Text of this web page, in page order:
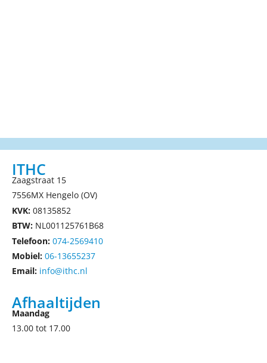
ITHC
Zaagstraat 15
7556MX Hengelo (OV)
KVK: 08135852
BTW: NL001125761B68
Telefoon: 074-2569410
Mobiel: 06-13655237
Email: info@ithc.nl
Afhaaltijden
Maandag
13.00 tot 17.00